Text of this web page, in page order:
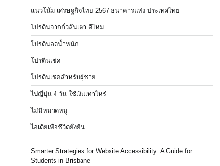
แนวโน้ม เศรษฐกิจไทย 2567 ธนาคารแห่ง ประเทศไทย
โปรตีนจากถั่วลันเตา ดีไหม
โปรตีนลดน้ำหนัก
โปรตีนเชค
โปรตีนเชคสำหรับผู้ชาย
ไปญี่ปุ่น 4 วัน ใช้เงินเท่าไหร่
ไม่มีหมวดหมู่
ไอเดียเพื่อชีวิตยั่งยืน
Smarter Strategies for Website Accessibility: A Guide for
Students in Brisbane